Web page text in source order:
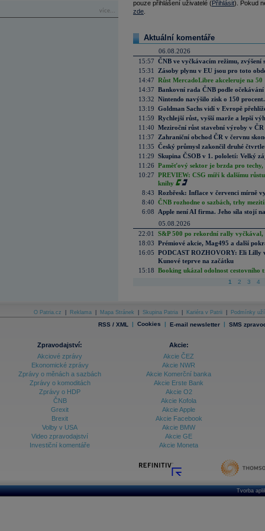
více...
pouze přihlášení uživatelé (Přihlásit). Pokud
zde
Aktuální komentáře
06.08.2026
15:57 ČNB ve vyčkávacím režimu, zvýšení
15:31
Zásoby plynu v EU jsou pro toto
14:47 Růst MercadoLibre akceleruje na
14:37 Bankovní rada ČNB podle
13:32 Nintendo navýšilo zisk o 150
13:19 Goldman Sachs vidí v Evropě
11:59 Rychlejší růst, vyšší marže a lepší
11:40 Meziroční růst stavební výroby v
11:37
Zahraniční obchod ČR v červnu
11:35 Český průmysl zakončil druhé
11:29 Skupina ČSOB v 1. pololetí: Velký
11:26 Paměťový sektor je brzda pro techy,
10:27 PREVIEW: CSG míří k dalšímu
knihy
8:43 Rozbřesk: Inflace v červenci mírně
8:40 ČNB rozhodne o sazbách, trhy
6:08
Apple není AI firma. Jeho síla stojí
05.08.2026
22:01
S&P 500 po rekordní rally vyčkával,
18:03 Prémiové akcie, Mag495 a další
16:05 PODCAST ROZHOVORY: Eli Lilly
Kunové teprve na začátku
15:18 Booking ukázal odolnost cestovního
1 2 3 4
O Patria.cz Reklama Mapa Stránek Skupina Patria Kariéra v Patrii Podmínky
RSS / XML | Cookies | E-mail newsletter | SMS
Zpravodajství:
Akciové zprávy
Ekonomické zprávy
Zprávy o měnách a sazbách
Zprávy o komoditách
Zprávy o HDP
ČNB
Grexit
Brexit
Volby v USA
Video zpravodajství
Investiční komentáře
Akcie:
Akcie ČEZ
Akcie NWR
Akcie Komerční banka
Akcie Erste Bank
Akcie O2
Akcie Kofola
Akcie Apple
Akcie Facebook
Akcie BMW
Akcie GE
Akcie Moneta
Tvorba